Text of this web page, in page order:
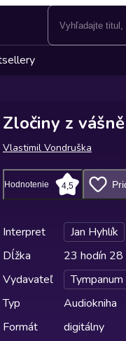
Zločiny z vášně
Vlastimil Vondruška
Hodnotenie 4,5
Interpret
Jan Hyhlík
Dĺžka
23 hodín 28
Vydavateľ
Tympanum
Typ
Audiokniha
Formát
digitálny